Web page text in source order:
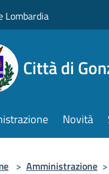
Lombardia
Città di
Novità
> Amministrazione >